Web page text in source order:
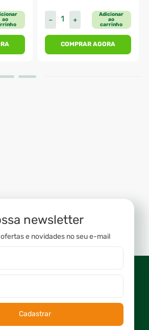
ao
＋
－
Adicionar
ao
carrinho
COMPRAR AGORA
newsletter
e novidades no seu e-mail
Cadastrar